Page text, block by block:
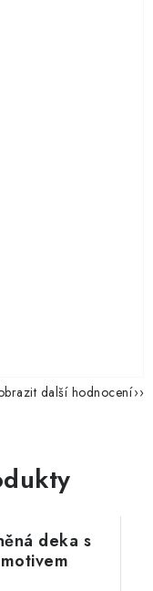
další hodnocení
deka s
motivem